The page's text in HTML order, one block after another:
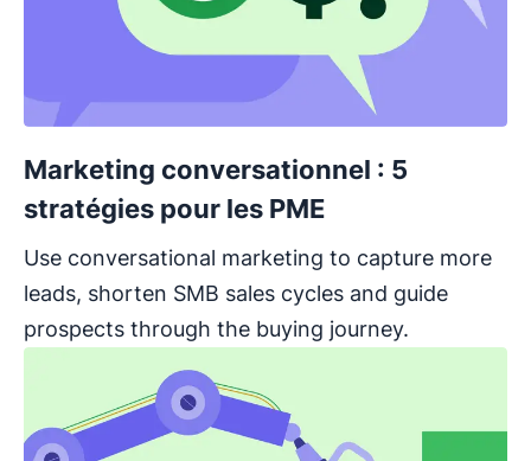
Marketing conversationnel : 5
stratégies pour les PME
Use conversational marketing to capture more
leads, shorten SMB sales cycles and guide
prospects through the buying journey.